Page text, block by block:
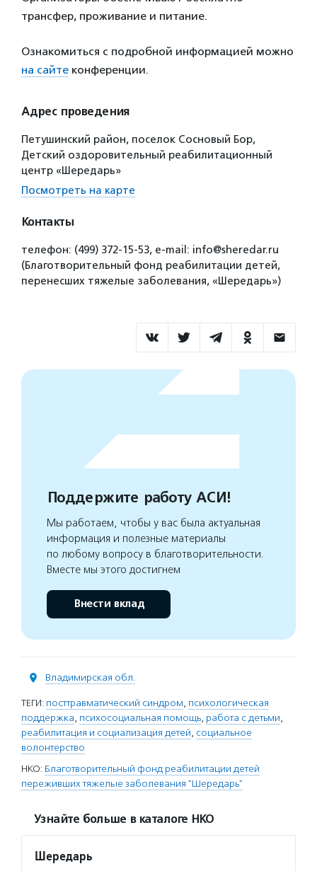
трансфер, проживание и питание.
Ознакомиться с подробной информацией можно
на сайте конференции.
Адрес проведения
Петушинский район, поселок Сосновый Бор,
Детский оздоровительный реабилитационный
центр «Шередарь»
Посмотреть на карте
Контакты
телефон: (499) 372-15-53, е-mail: info@sheredar.ru
(Благотворительный фонд реабилитации детей,
перенесших тяжелые заболевания, «Шередарь»)
Поддержите работу АСИ!
Мы работаем, чтобы у вас была актуальная
информация и полезные материалы
по любому вопросу в благотворительности.
Вместе мы этого достигнем
Внести вклад
Владимирская обл.
ТЕГИ: посттравматический синдром, психологическая
поддержка, психосоциальная помощь, работа с детьми,
реабилитация и социализация детей, социальное
волонтерство
НКО: Благотворительный фонд реабилитации детей
переживших тяжелые заболевания "Шередарь"
Узнайте больше в каталоге НКО
Шередарь